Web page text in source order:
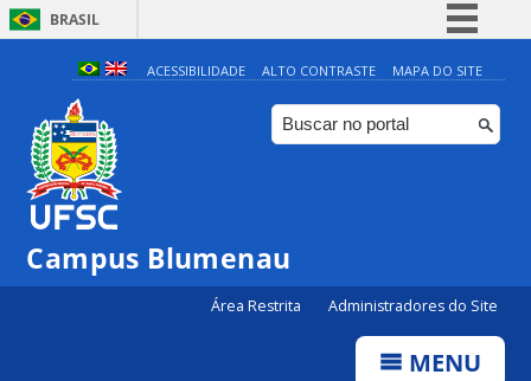
BRASIL
Simplifique!
Comunica BR
Participe
ACESSIBILIDADE ALTO CONTRASTE MAPA DO SITE
Campus Blumenau
Área Restrita Administradores do Site
MENU